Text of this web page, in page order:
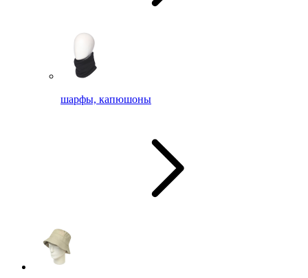
шарфы, капюшоны